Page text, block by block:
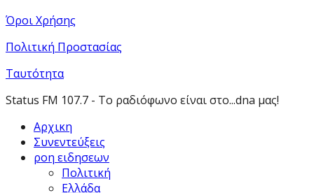
Όροι Χρήσης
Πολιτική Προστασίας
Ταυτότητα
Status FM 107.7 - Το ραδιόφωνο είναι στο...dna μας!
Αρχικη
Συνεντεύξεις
ροη ειδησεων
Πολιτική
Ελλάδα